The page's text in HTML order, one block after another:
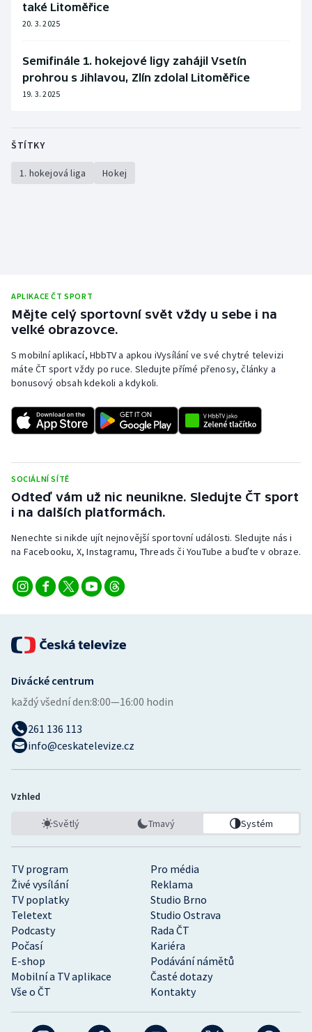
také Litoměřice
20. 3. 2025
Semifinále 1. hokejové ligy zahájil Vsetín
prohrou s Jihlavou, Zlín zdolal Litoměřice
19. 3. 2025
ŠTÍTKY
1. hokejová liga Hokej
APLIKACE ČT SPORT
Mějte celý sportovní svět vždy u sebe i na
velké obrazovce.
S mobilní aplikací, HbbTV a apkou iVysílání ve své chytré televizi
máte ČT sport vždy po ruce. Sledujte přímé přenosy, články a
bonusový obsah kdekoli a kdykoli.
SOCIÁLNÍ SÍTĚ
Odteď vám už nic neunikne. Sledujte ČT sport
i na dalších platformách.
Nenechte si nikde ujít nejnovější sportovní události. Sledujte nás i
na Facebooku, X, Instagramu, Threads či YouTube a buďte v obraze.
TV program
Pro média
Živé vysílání
Reklama
TV poplatky
Studio Brno
Teletext
Studio Ostrava
Podcasty
Rada ČT
Počasí
Kariéra
E-shop
Podávání námětů
Mobilní a TV aplikace
Časté dotazy
Vše o ČT
Kontakty
Divácké centrum
každý všední den:8:00—16:00 hodin
261 136 113
info@ceskatelevize.cz
Vzhled
Světlý Tmavý Systém